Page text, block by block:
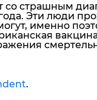
страшным
Эти люди
именно
.